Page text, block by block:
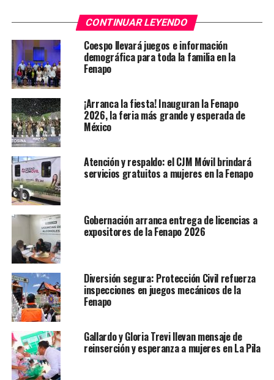
(Canacintra) en San Luis Potosí, Imelda Elizabeth
Martínez, han permitido dar seguimiento a proyectos
estratégicos y abrir nuevas rutas de colaboración. Estas
acciones fortalecen la coordinación institucional con un
impulso sin límites en la relación con el sector
productivo, orientado a mejorar la competitividad y la
innovación en la industria local.
El diálogo permanente con representantes
empresariales ha permitido avanzar en una agenda
común que favorece la generación de empleos formales
y el dinamismo económico. En este contexto, la
coordinación con los sectores industriales consolida el
se siente en la actividad productiva de la entidad.
TEMAS RELACIONADOS
YA VIENE
Crece oferta hotelera en San Luis Potosí por el impulso
al turismo de Ricardo Gallardo
Ricardo Gallardo y alcaldes fortalecen paz en la
Huasteca
CONTINUAR LEYENDO
Coespo llevará juegos e información
demográfica para toda la familia en la
Fenapo
¡Arranca la fiesta! Inauguran la Fenapo
2026, la feria más grande y esperada de
México
Atención y respaldo: el CJM Móvil brindará
servicios gratuitos a mujeres en la Fenapo
Gobernación arranca entrega de licencias a
expositores de la Fenapo 2026
Diversión segura: Protección Civil refuerza
inspecciones en juegos mecánicos de la
Fenapo
Gallardo y Gloria Trevi llevan mensaje de
reinserción y esperanza a mujeres en La Pila